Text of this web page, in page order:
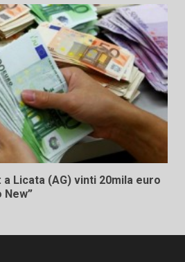
a Licata (AG) vinti 20mila euro
New”